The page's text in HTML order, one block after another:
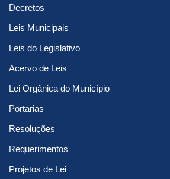
Decretos
Leis Municipais
Leis do Legislativo
Acervo de Leis
Lei Orgânica do Município
Portarias
Resoluções
Requerimentos
Projetos de Lei